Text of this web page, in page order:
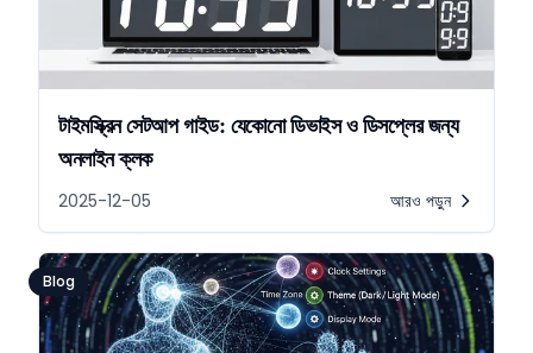
টাইমস্ক্রিন সেটআপ গাইড: যেকোনো ডিভাইস ও ডিসপ্লের জন্য
অনলাইন ক্লক
2025-12-05 আরও পড়ুন
Blog